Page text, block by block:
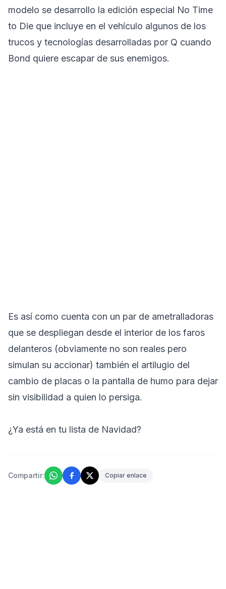
modelo se desarrollo la edición especial No Time
to Die que incluye en el vehículo algunos de los
trucos y tecnologías desarrolladas por Q cuando
Bond quiere escapar de sus enemigos.
Es así como cuenta con un par de ametralladoras
que se despliegan desde el interior de los faros
delanteros (obviamente no son reales pero
simulan su accionar) también el artilugio del
cambio de placas o la pantalla de humo para dejar
sin visibilidad a quien lo persiga.
¿Ya está en tu lista de Navidad?
Compartir: Copiar enlace